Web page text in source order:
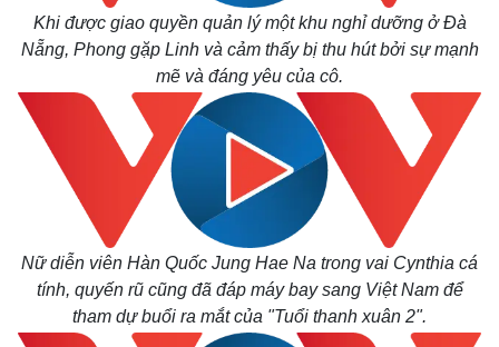
Khi được giao quyền quản lý một khu nghỉ dưỡng ở Đà
Nẵng, Phong gặp Linh và cảm thấy bị thu hút bởi sự mạnh
mẽ và đáng yêu của cô.
Nữ diễn viên Hàn Quốc Jung Hae Na trong vai Cynthia cá
tính, quyến rũ cũng đã đáp máy bay sang Việt Nam để
tham dự buổi ra mắt của "Tuổi thanh xuân 2".